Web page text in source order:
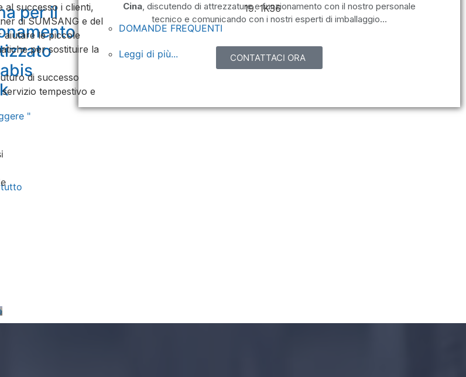
successo i clienti,
di SUMSANG e del
aiutare le piccole
per sostituire la
di successo
tempestivo e
19. 1K36
DOMANDE FREQUENTI
Leggi di più...
per il
"
Cina, discutendo di attrezzature e funzionamento con il nostro personale
tecnico e comunicando con i nostri esperti di imballaggio…
CONTATTACI ORA